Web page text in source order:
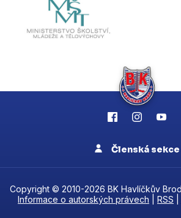
Členská sekce
Copyright © 2010-2026 BK Havlíčkův
Informace o autorských právech
RSS